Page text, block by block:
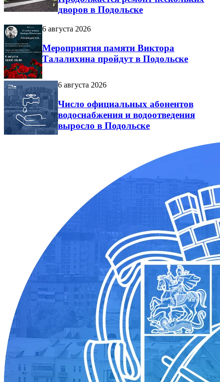
дворов в Подольске
6 августа 2026
Мероприятия памяти Виктора
Талалихина пройдут в Подольске
6 августа 2026
Число официальных абонентов
водоснабжения и водоотведения
выросло в Подольске